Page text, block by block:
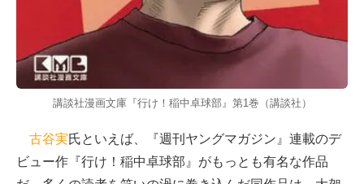
講談社漫画文庫『行け！稲中卓球部』第1巻（講談社）
古谷実氏といえば、『週刊ヤングマガジン』連載のデ
ビュー作『行け！稲中卓球部』がもっとも有名な作品